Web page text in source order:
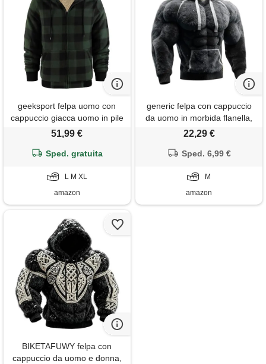
geeksport felpa uomo con
cappuccio giacca uomo in pile
felpa flanella a quadri caldo
boscaiolo con zip verde bosco
51,99 €
Sped. gratuita
L M XL
amazon
generic felpa con cappuccio
da uomo in morbida flanella,
vestibilità rilassata con
cappuccio, comodo
indumenti da notte, grigio, m
22,29 €
Sped. 6,99 €
M
amazon
BIKETAFUWY felpa con
cappuccio da uomo e donna,